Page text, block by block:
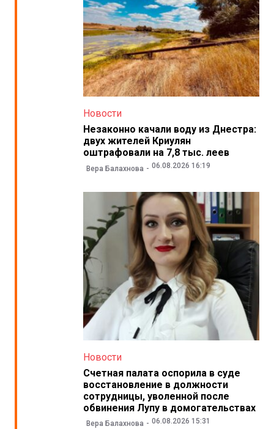
Новости
Незаконно качали воду из Днестра:
двух жителей Криулян
оштрафовали на 7,8 тыс. леев
Вера Балахнова 06.08.2026 16:19
Новости
Счетная палата оспорила в суде
восстановление в должности
сотрудницы, уволенной после
обвинения Лупу в домогательствах
Вера Балахнова 06.08.2026 15:31